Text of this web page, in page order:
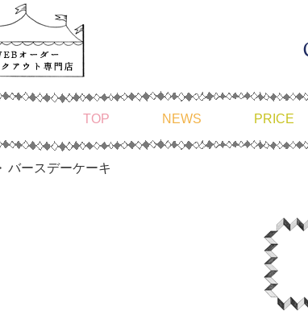
TOP NEWS PRICE
バースデーケーキ